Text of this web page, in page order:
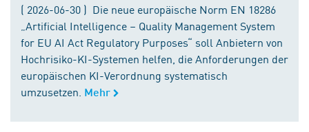
( 2026-06-30 ) Die neue europäische Norm EN 18286
„Artificial Intelligence – Quality Management System
for EU AI Act Regulatory Purposes“ soll Anbietern von
Hochrisiko-KI-Systemen helfen, die Anforderungen der
europäischen KI-Verordnung systematisch
umzusetzen. Mehr